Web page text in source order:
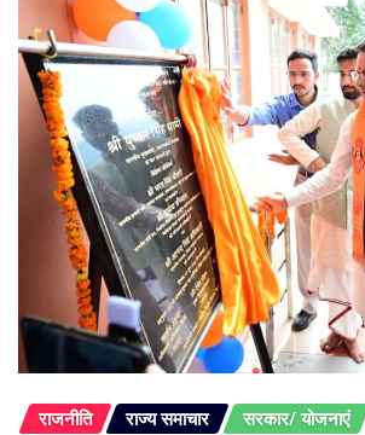
राजनीति राज्य समाचार सरकार/ योजनाएं